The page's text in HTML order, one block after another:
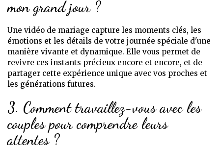
mon grand jour ?
Une vidéo de mariage capture les moments clés, les
émotions et les détails de votre journée spéciale d'une
manière vivante et dynamique. Elle vous permet de
revivre ces instants précieux encore et encore, et de
partager cette expérience unique avec vos proches et
les générations futures.
3. Comment travaillez-vous avec les
couples pour comprendre leurs
attentes ?